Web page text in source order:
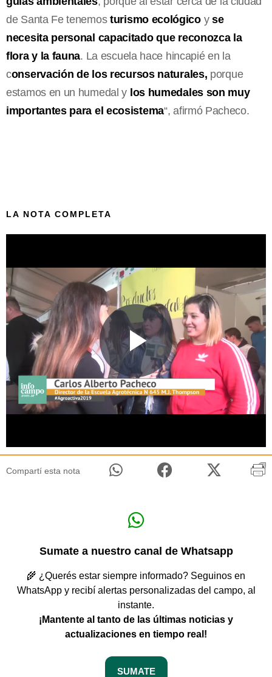
de Santa Fe tenemos turismo ecológicoyse
necesita personal capacitado que reconozca la
flora y la fauna. La escuela hace hincapié en la
conservación de los recursos naturales, porque
estamos en un humedal y los humedales son muy
importantes para el ecosistema“, afirmó Pacheco.
LA NOTA COMPLETA
Compartí esta nota
Sumate a nuestro canal de Whatsapp
🌾 ¿Querés estar siempre informado? Seguinos en
WhatsApp y recibí alertas personalizadas del campo, al
instante.
¡Mantente al tanto de las últimas noticias y
actualizaciones en tiempo real!
SUMATE